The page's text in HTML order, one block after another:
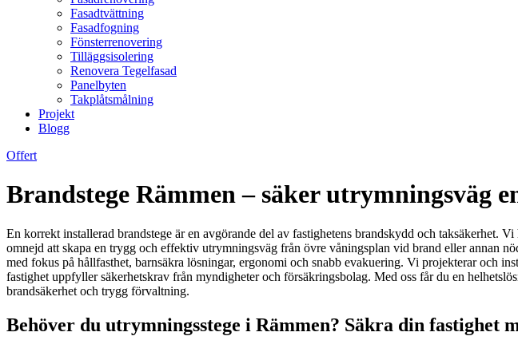
Fasadtvättning
Fasadfogning
Fönsterrenovering
Tilläggsisolering
Renovera Tegelfasad
Panelbyten
Takplåtsmålning
Projekt
Blogg
Offert
Brandstege Rämmen – säker utrymningsväg
En korrekt installerad brandstege är en avgörande del av fastighetens brandskydd och taksäkerhet.
omnejd att skapa en trygg och effektiv utrymningsväg från övre våningsplan vid brand eller annan
med fokus på hållfasthet, barnsäkra lösningar, ergonomi och snabb evakuering. Vi projekterar och
fastighet uppfyller säkerhetskrav från myndigheter och försäkringsbolag. Med oss får du en
brandsäkerhet och trygg förvaltning.
Behöver du utrymningsstege i Rämmen? Säkra din fastighet